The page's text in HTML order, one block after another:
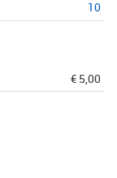
10
€ 5,00